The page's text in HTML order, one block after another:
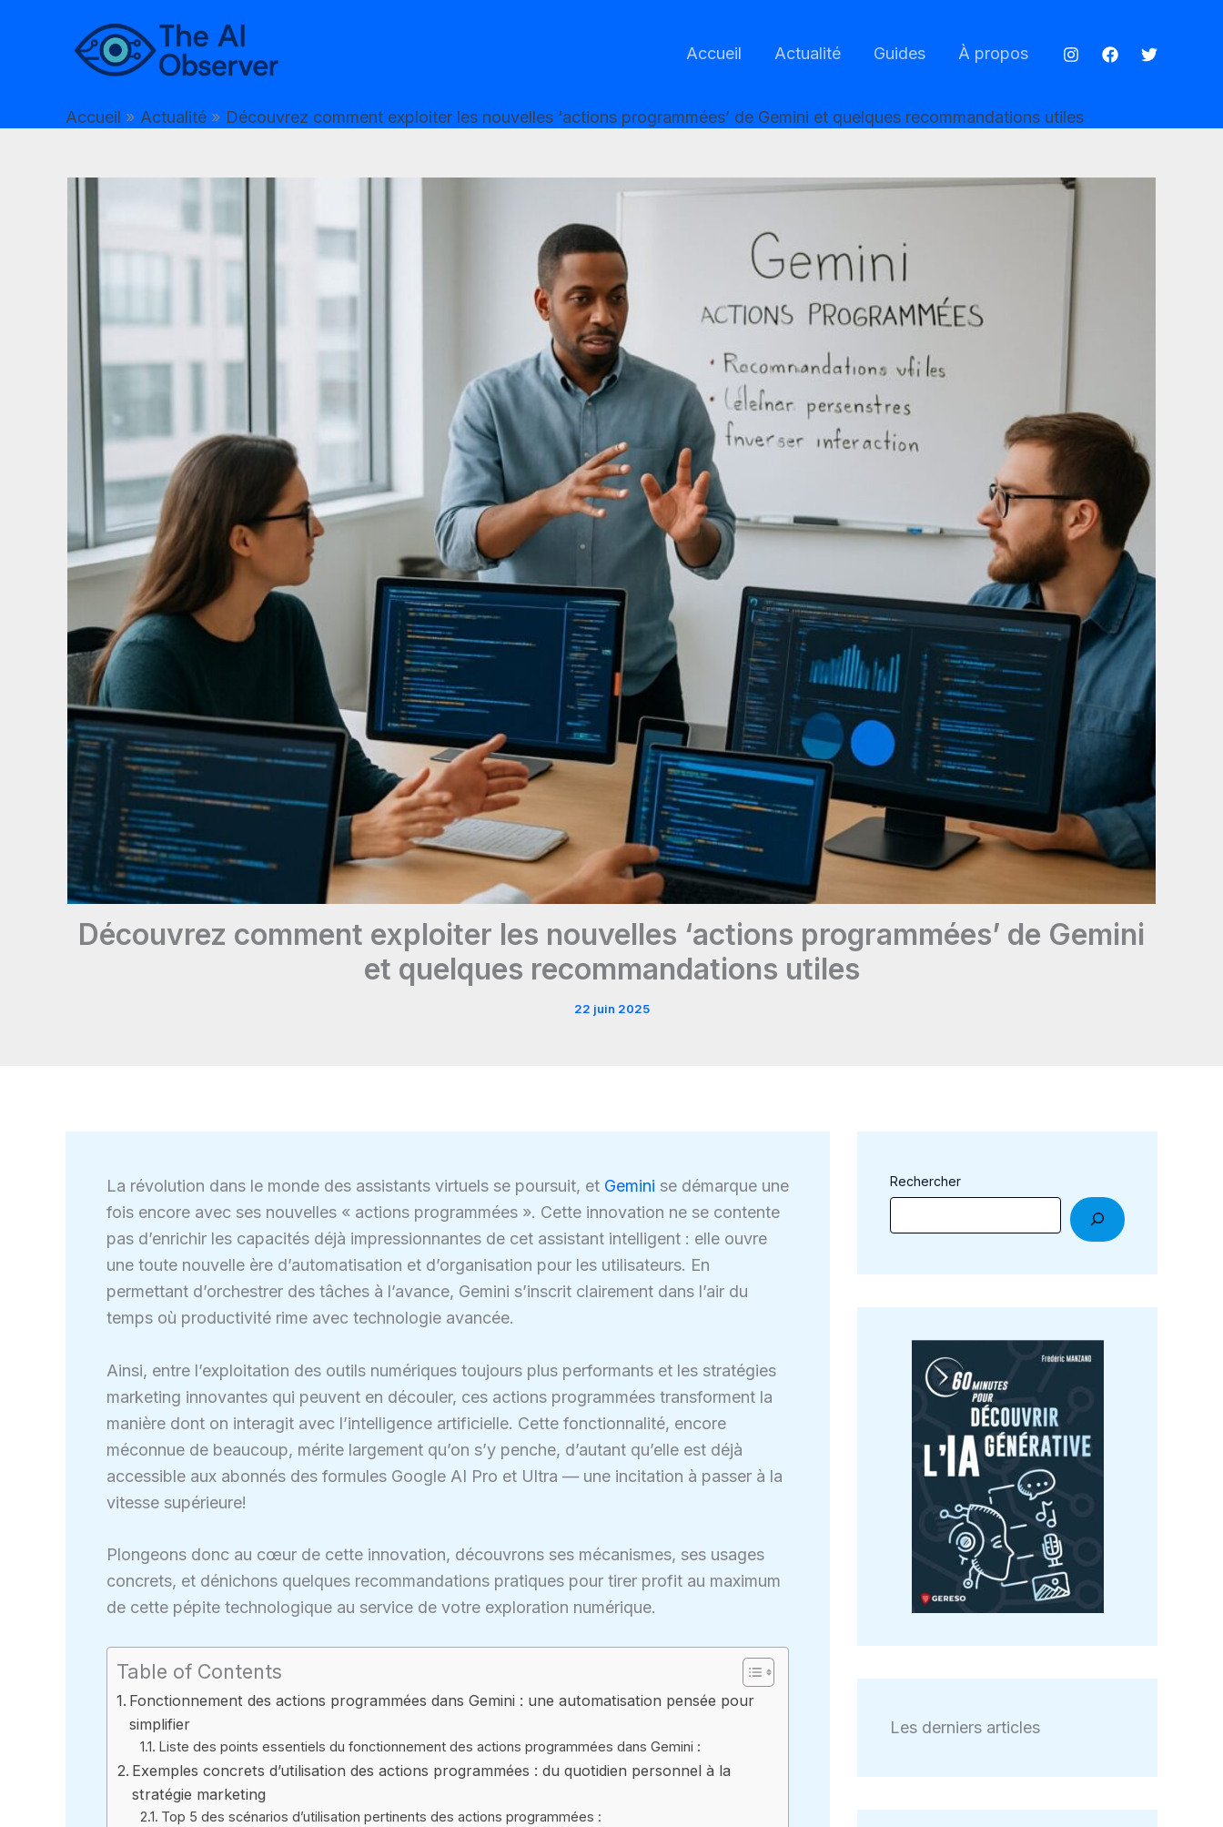
Accueil Actualité Guides À propos
Accueil Actualité Découvrez comment exploiter les nouvelles ‘actions programmées’ de Gemini et quelques recommandations utiles
Découvrez comment exploiter les nouvelles ‘actions programmées’ de Gemini
et quelques recommandations utiles
22 juin 2025
La révolution dans le monde des assistants virtuels se poursuit, et Gemini se démarque une
fois encore avec ses nouvelles « actions programmées ». Cette innovation ne se contente
pas d’enrichir les capacités déjà impressionnantes de cet assistant intelligent : elle ouvre
une toute nouvelle ère d’automatisation et d’organisation pour les utilisateurs. En
permettant d’orchestrer des tâches à l’avance, Gemini s’inscrit clairement dans l’air du
temps où productivité rime avec technologie avancée.
Ainsi, entre l’exploitation des outils numériques toujours plus performants et les stratégies
marketing innovantes qui peuvent en découler, ces actions programmées transforment la
manière dont on interagit avec l’intelligence artificielle. Cette fonctionnalité, encore
méconnue de beaucoup, mérite largement qu’on s’y penche, d’autant qu’elle est déjà
accessible aux abonnés des formules Google AI Pro et Ultra — une incitation à passer à la
vitesse supérieure!
Plongeons donc au cœur de cette innovation, découvrons ses mécanismes, ses usages
concrets, et dénichons quelques recommandations pratiques pour tirer profit au maximum
de cette pépite technologique au service de votre exploration numérique.
Table of Contents
Fonctionnement des actions programmées dans Gemini : une automatisation pensée pour
simplifier
Liste des points essentiels du fonctionnement des actions programmées dans Gemini :
Exemples concrets d’utilisation des actions programmées : du quotidien personnel à la
stratégie marketing
Top 5 des scénarios d’utilisation pertinents des actions programmées :
Rechercher
Les derniers articles